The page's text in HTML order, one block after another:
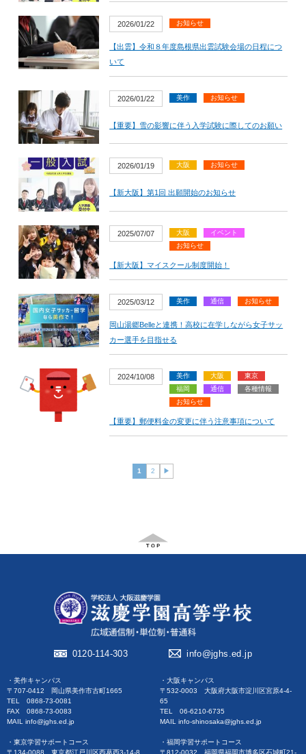
2026/01/22 お知らせ
【出雲】令和８年度島根県出雲試験会場の日程につ
いて
2026/01/22 美作 お知らせ
【重要】雪の影響に伴う入学試験に際してのお願い
2026/01/19 大阪 お知らせ
【新大阪】第1回 出願開始のお知らせ
2025/07/07 大阪
イベント
お知らせ
【新大阪】マイスクール制度開始！
2025/03/12 美作 通信 お知らせ
岡山湯郷Belleと連携！高校に在学しながら女子サッ
カー選手を目指せる
2024/10/08 美作 大阪
東京
福岡
通信
各種情報
お知らせ
【重要】郵便料金の変更に伴う注意事項について
1 2 ▶︎
0120-114-303 info@jghs.ed.jp
・美作キャンパス
〒707-0412 岡山県美作市古町1665
TEL 0868-73-0081
FAX 0868-73-0083
MAIL info@jghs.ed.jp
・東京学習サポートコース
〒134-0088 東京都江戸川区西葛西3-14-8
・大阪キャンパス
〒532-0003 大阪府大阪市淀川区宮原4-4-
65
TEL 06-6210-6735
MAIL info-shinosaka@jghs.ed.jp
・福岡学習サポートコース
〒812-0032 福岡県福岡市博多区石城町21-